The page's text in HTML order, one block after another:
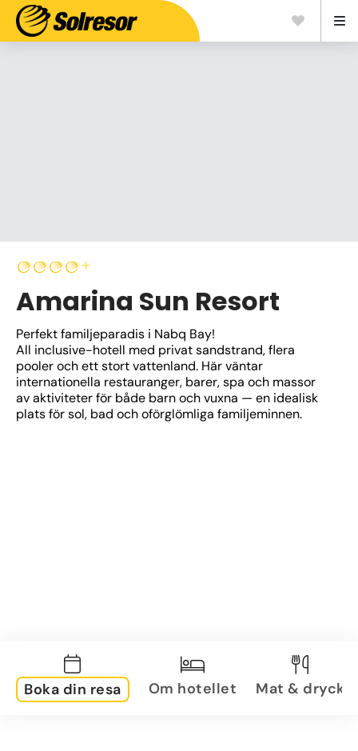
Amarina Sun Resort
Perfekt familjeparadis i Nabq Bay!
All inclusive-hotell med privat sandstrand, flera
pooler och ett stort vattenland. Här väntar
internationella restauranger, barer, spa och massor
av aktiviteter för både barn och vuxna — en idealisk
plats för sol, bad och oförglömliga familjeminnen.
Boka din resa Om hotellet Mat & dryck